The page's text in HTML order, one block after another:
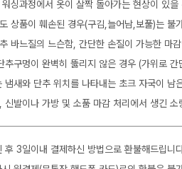
싱과정에서 옷이 살짝 돌아가는 현상이 있을
상품이 훼손된 경우(구김,늘어남,보풀)는 불
바느질의 느슨함, 간단한 손질이 가능한 마
추구멍이 완벽히 뚫리지 않은 경우 (가위로
냄새와 단추 위치를 나타내는 초크 자국이 남
신발이나 가방 및 소품 마감 처리에서 생긴
후 3일이내 결제하신 방법으로 환불해드립니